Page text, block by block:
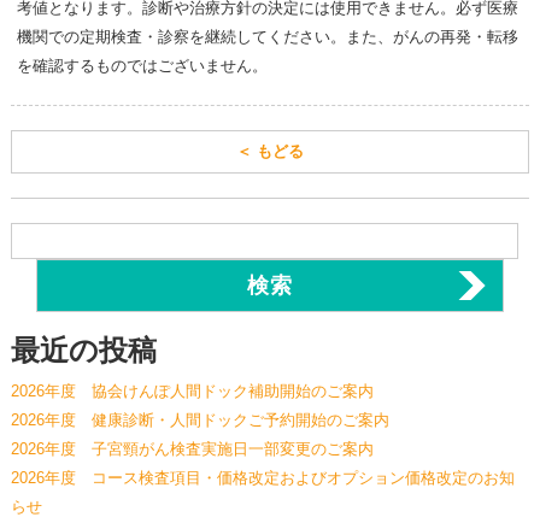
考値となります。診断や治療方針の決定には使用できません。必ず医療
機関での定期検査・診察を継続してください。また、がんの再発・転移
を確認するものではございません。
＜ もどる
索:
最近の投稿
2026年度 協会けんぽ人間ドック補助開始のご案内
2026年度 健康診断・人間ドックご予約開始のご案内
2026年度 子宮頸がん検査実施日一部変更のご案内
2026年度 コース検査項目・価格改定およびオプション価格改定のお知
らせ